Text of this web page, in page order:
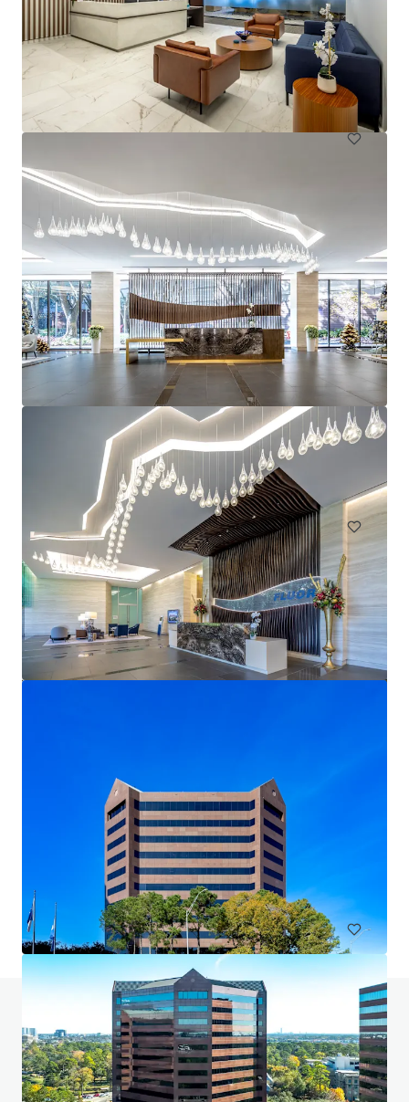
1717 St. James
1717 Saint James Pl, Houston, TX, 77056-3404, US
계약 중
1330 Enclave
1330 Enclave Parkway, Houston, TX, 77077, US
Venture Tech VIII
8708 Technology Forest Pl, Spring, TX, 77381-1179, US
6,523 제곱미터
계약 중
질문이 있으신가요? FAQ 페이지를 방문해보세요
FAQ 페이지 보기